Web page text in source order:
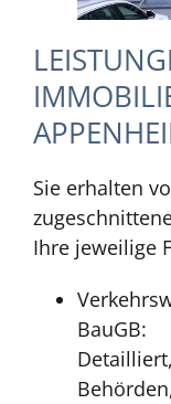
Sie erhalten
Ihre jeweilige
BauGB: